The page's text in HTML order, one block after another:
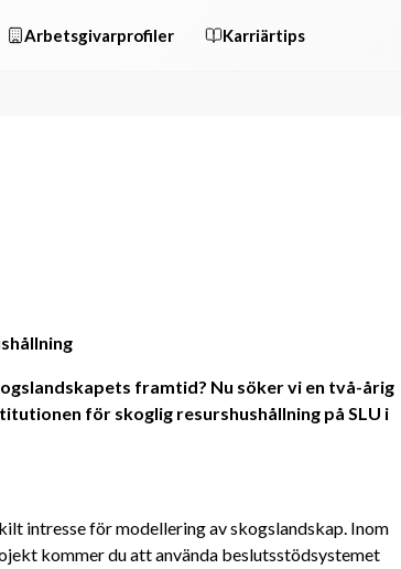
Arbetsgivarprofiler Karriärtips
framtid? Nu söker vi en två-årig
för skoglig resurshushållning på SLU i
intresse för modellering av skogslandskap. Inom
kommer du att använda beslutsstödsystemet